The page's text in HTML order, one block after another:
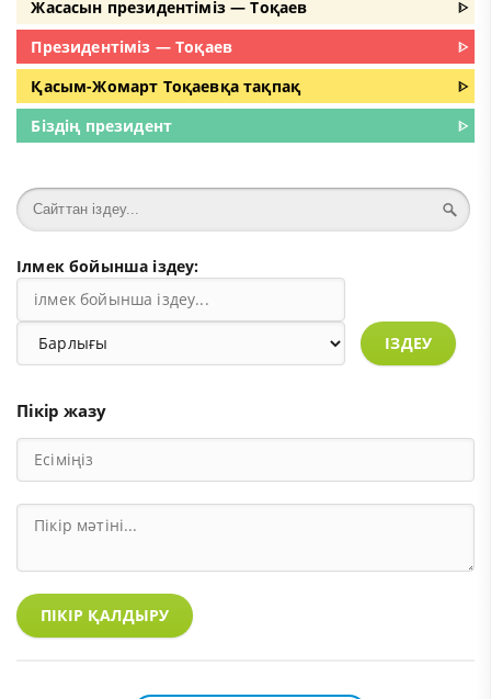
Жасасын президентіміз — Тоқаев
ᐈ
Президентіміз — Тоқаев
ᐈ
Қасым-Жомарт Тоқаевқа тақпақ
ᐈ
Біздің президент
ᐈ
Ілмек бойынша іздеу:
ІЗДЕУ
Пікір жазу
ПІКІР ҚАЛДЫРУ